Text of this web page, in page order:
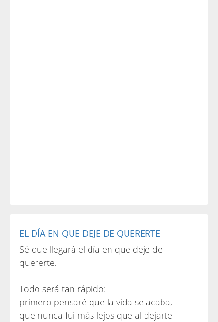
EL DÍA EN QUE DEJE DE QUERERTE
Sé que llegará el día en que deje de
quererte.
Todo será tan rápido:
primero pensaré que la vida se acaba,
que nunca fui más lejos que al dejarte